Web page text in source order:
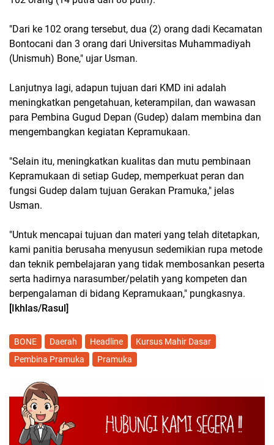
"Dari ke 102 orang tersebut, dua (2) orang dadi Kecamatan
Bontocani dan 3 orang dari Universitas Muhammadiyah
(Unismuh) Bone," ujar Usman.
Lanjutnya lagi, adapun tujuan dari KMD ini adalah
meningkatkan pengetahuan, keterampilan, dan wawasan
para Pembina Gugud Depan (Gudep) dalam membina dan
mengembangkan kegiatan Kepramukaan.
"Selain itu, meningkatkan kualitas dan mutu pembinaan
Kepramukaan di setiap Gudep, memperkuat peran dan
fungsi Gudep dalam tujuan Gerakan Pramuka," jelas
Usman.
"Untuk mencapai tujuan dan materi yang telah ditetapkan,
kami panitia berusaha menyusun sedemikian rupa metode
dan teknik pembelajaran yang tidak membosankan peserta
serta hadirnya narasumber/pelatih yang kompeten dan
berpengalaman di bidang Kepramukaan," pungkasnya.
[Ikhlas/Rasul]
BONE Daerah Headline
Kursus Mahir Dasar
Pembina Pramuka
Pramuka